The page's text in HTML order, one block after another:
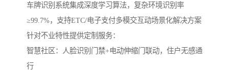
车牌识别系统集成深度学习算法，复杂环境识别率
≥99.7%，支持ETC/电子支付多模交互动场景化解决方案‌
针对不业特性提供定制服务：
‌智慧社区‌：人脸识别门禁+电动伸缩门联动，住户无感通
行